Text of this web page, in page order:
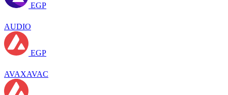
EGP
AUDIO
EGP
AVAXAVAC